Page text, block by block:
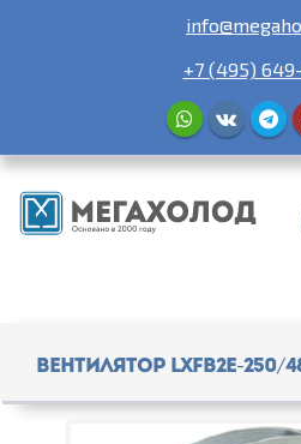
+7 (495)
Вентилятор LXFB2E-250/